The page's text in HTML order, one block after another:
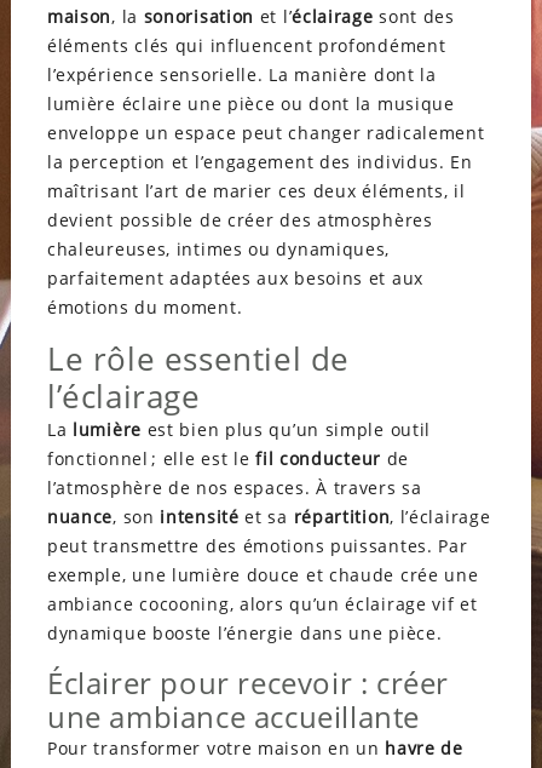
maison, la sonorisation et l’éclairage sont des
éléments clés qui influencent profondément
l’expérience sensorielle. La manière dont la
lumière éclaire une pièce ou dont la musique
enveloppe un espace peut changer radicalement
la perception et l’engagement des individus. En
maîtrisant l’art de marier ces deux éléments, il
devient possible de créer des atmosphères
chaleureuses, intimes ou dynamiques,
parfaitement adaptées aux besoins et aux
émotions du moment.
Le rôle essentiel de
l’éclairage
La lumière est bien plus qu’un simple outil
fonctionnel ; elle est lefil conducteur de
l’atmosphère de nos espaces. À travers sa
nuance, son intensité et sa répartition, l’éclairage
peut transmettre des émotions puissantes. Par
exemple, une lumière douce et chaude crée une
ambiance cocooning, alors qu’un éclairage vif et
dynamique booste l’énergie dans une pièce.
Éclairer pour recevoir : créer
une ambiance accueillante
Pour transformer votre maison en un havre de